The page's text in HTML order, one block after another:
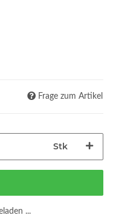
Frage zum Artikel
Stk
...